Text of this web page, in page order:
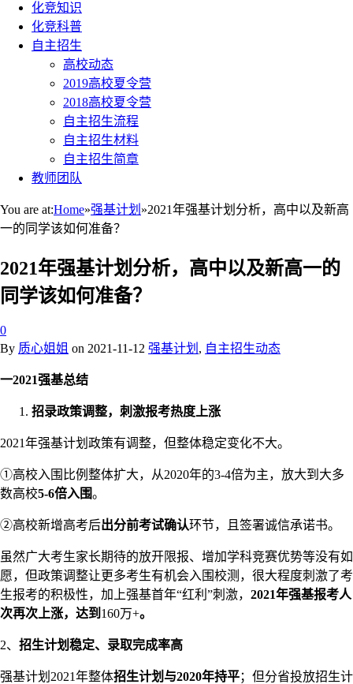
化竞知识
化竞科普
自主招生
高校动态
2019高校夏令营
2018高校夏令营
自主招生流程
自主招生材料
自主招生简章
教师团队
You are at:Home»强基计划 »2021年强基计划分析，高中以及新高
一的同学该如何准备？
2021年强基计划分析，高中以及新高一的
同学该如何准备？
0
By 质心姐姐 on 2021-11-12 强基计划 , 自主招生动态
一2021强基总结
招录政策调整，刺激报考热度上涨
2021年强基计划政策有调整，但整体稳定变化不大。
①高校入围比例整体扩大，从2020年的3-4倍为主，放大到大多
数高校5-6倍入围。
②高校新增高考后出分前考试确认环节，且签署诚信承诺书。
虽然广大考生家长期待的放开限报、增加学科竞赛优势等没有如
愿，但政策调整让更多考生有机会入围校测，很大程度刺激了考
生报考的积极性，加上强基首年“红利”刺激， 2021年强基报考人
次再次上涨，达到 160万+。
2、 招生计划稳定、录取完成率高
强基计划2021年整体招生计划与2020年持平；但分省投放招生计